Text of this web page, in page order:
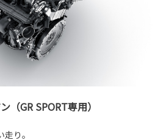
（GR SPORT専用）
り。